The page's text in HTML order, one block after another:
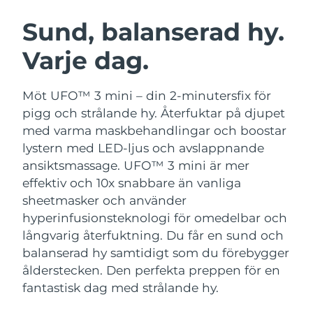
Sund, balanserad hy.
Varje dag.
Möt UFO™ 3 mini – din 2-minutersfix för
pigg och strålande hy. Återfuktar på djupet
med varma maskbehandlingar och boostar
lystern med LED-ljus och avslappnande
ansiktsmassage. UFO™ 3 mini är mer
effektiv och 10x snabbare än vanliga
sheetmasker och använder
hyperinfusionsteknologi för omedelbar och
långvarig återfuktning. Du får en sund och
balanserad hy samtidigt som du förebygger
ålderstecken. Den perfekta preppen för en
fantastisk dag med strålande hy.
LUNA™ 4-paket
Anti-aging massage
LUNA™ 4 Plus
Massage, LED heating
LUNA™ 4 Men
For men, anti-aging massage
BEAR™ 2-paket
Microcurrent toning
BEAR™ 2 go
Microcurrent toning on-the-go
BEAR™ 2 eyes & lips
Microcurrent line smoothing device
Återfuktning
UFO™ 3-paket
Deep facial hydration
UFO™ 3 LED
Near-infrared and red light therapy
device
Munvård
issa™ 4
Hybrid silicone sonic toothbrush
issa™ 4 plus
Smart hybrid silicone sonic toothbrush
FAQ™ ANTI-AGING-BEHANDLING
Anti-aging LED-behandlingar
NEW
Österrike Förväntad leverans
Bahrain
Belgien
Bermuda Förväntad leverans 8/16/26
Bosnien och
Hercegovina
Förväntad leverans
Brunei Förväntad leverans
Bulgarien Förväntad leverans 8/10/26
Kanada Förväntad leverans8/14/26